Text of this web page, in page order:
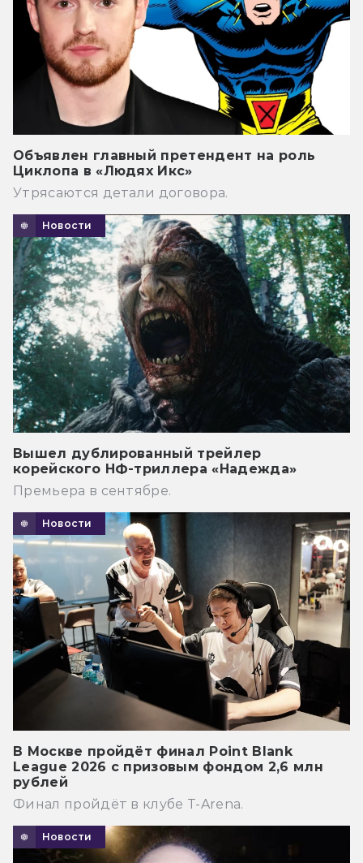
Объявлен главный претендент на роль
Циклопа в «Людях Икс»
Утрясаются детали договора.
Новости
Вышел дублированный трейлер
корейского НФ-триллера «Надежда»
Премьера в сентябре.
Новости
В Москве пройдёт финал Point Blank
League 2026 с призовым фондом 2,6 млн
рублей
Финал пройдёт в клубе T-Arena.
Новости